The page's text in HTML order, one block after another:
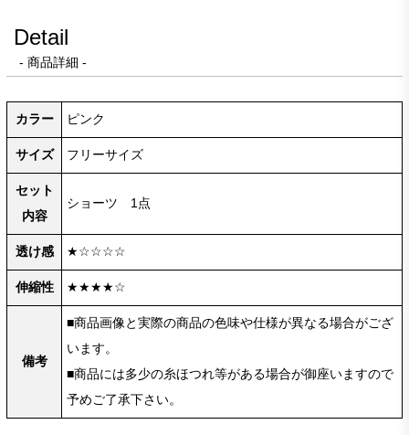
Detail
- 商品詳細 -
カラー ピンク
サイズ フリーサイズ
セット
内容
ショーツ 1点
透け感 ★☆☆☆☆
伸縮性 ★★★★☆
備考
■商品画像と実際の商品の色味や仕様が異なる場合がござ
います。
■商品には多少の糸ほつれ等がある場合が御座いますので
予めご了承下さい。